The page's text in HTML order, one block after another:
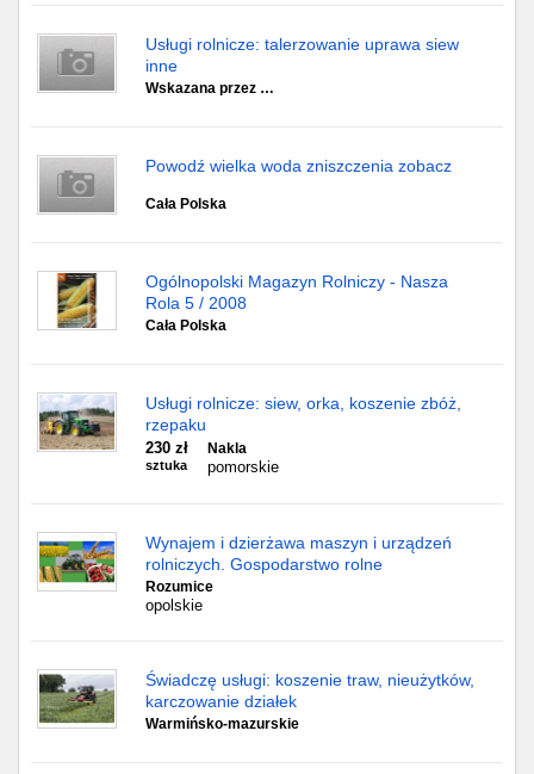
Usługi rolnicze: talerzowanie uprawa siew
inne
Wskazana przez …
Powodź wielka woda zniszczenia zobacz
Cała Polska
Ogólnopolski Magazyn Rolniczy - Nasza
Rola 5 / 2008
Cała Polska
Usługi rolnicze: siew, orka, koszenie zbóż,
rzepaku
230 zł
sztuka
Nakla
pomorskie
Wynajem i dzierżawa maszyn i urządzeń
rolniczych. Gospodarstwo rolne
Rozumice
opolskie
Świadczę usługi: koszenie traw, nieużytków,
karczowanie działek
Warmińsko-mazurskie